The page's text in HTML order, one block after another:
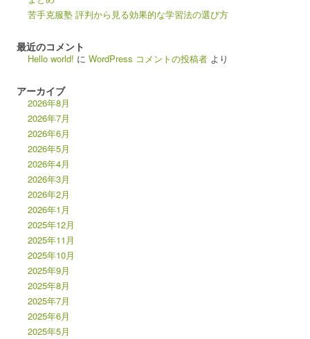
苦手克服塾 評判から見る効果的な学習法の選び方
最近のコメント
Hello world! に WordPress コメントの投稿者 より
アーカイブ
2026年8月
2026年7月
2026年6月
2026年5月
2026年4月
2026年3月
2026年2月
2026年1月
2025年12月
2025年11月
2025年10月
2025年9月
2025年8月
2025年7月
2025年6月
2025年5月